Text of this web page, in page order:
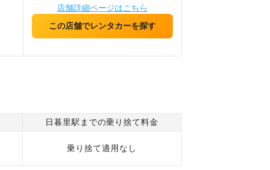
店舗詳細ページはこちら
この店舗でレンタカーを探す
日暮里駅までの乗り捨て料金
乗り捨て適用なし